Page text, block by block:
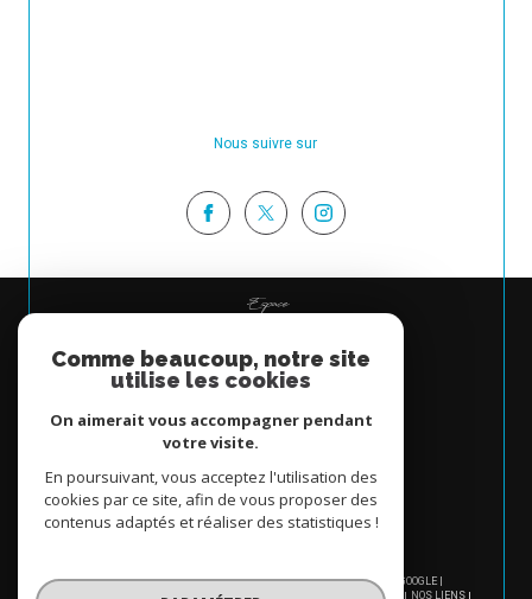
Nous suivre sur
Espace
Se connecter
© 2026 | TOUS DROITS RÉSERVÉS | TRADUCTION POWERED BY GOOGLE |
PLAN DU SITE MENTIONS LÉGALES ADMIN NOS LIENS
Comme beaucoup, notre site
utilise les cookies
On aimerait vous accompagner pendant
votre visite.
En poursuivant, vous acceptez l'utilisation des
cookies par ce site, afin de vous proposer des
contenus adaptés et réaliser des statistiques !